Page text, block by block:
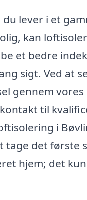
du lever i et
kan
et bedre
sigt. Ved at
gennem
til
i
tage det første
hjem; det